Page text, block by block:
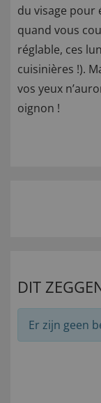
du visage pour
quand vous
réglable, ces
cuisinières !).
vos yeux
oignon !
DIT
Er zijn geen